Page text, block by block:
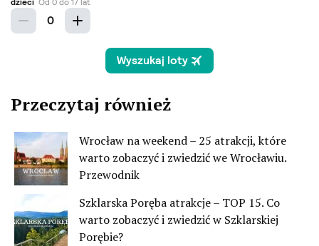
Przeczytaj również
Wrocław na weekend – 25 atrakcji, które
warto zobaczyć i zwiedzić we Wrocławiu.
Przewodnik
Szklarska Poręba atrakcje – TOP 15. Co
warto zobaczyć i zwiedzić w Szklarskiej
Porębie?